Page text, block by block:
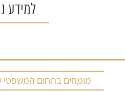
למידע
מומחים בתחום המשפטי